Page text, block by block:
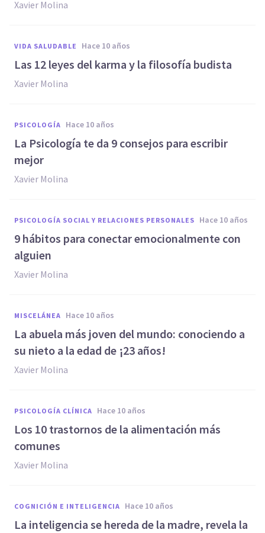
Xavier Molina
VIDA SALUDABLE hace 10 años
Las 12 leyes del karma y la filosofía budista
Xavier Molina
PSICOLOGÍA hace 10 años
La Psicología te da 9 consejos para escribir
mejor
Xavier Molina
PSICOLOGÍA SOCIAL Y RELACIONES PERSONALES hace 10 años
9 hábitos para conectar emocionalmente con
alguien
Xavier Molina
MISCELÁNEA hace 10 años
La abuela más joven del mundo: conociendo a
su nieto a la edad de ¡23 años!
Xavier Molina
PSICOLOGÍA CLÍNICA hace 10 años
Los 10 trastornos de la alimentación más
comunes
Xavier Molina
COGNICIÓN E INTELIGENCIA hace 10 años
La inteligencia se hereda de la madre, revela la